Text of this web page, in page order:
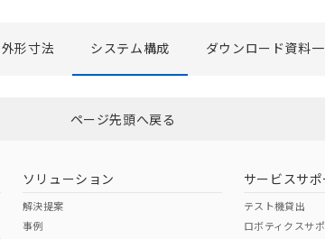
外形寸法 システム構成 ダウンロード資料
ページ先頭へ戻る
ソリューション
解決提案
事例
サービスサポ
テスト機貸出
ロボティクスサ